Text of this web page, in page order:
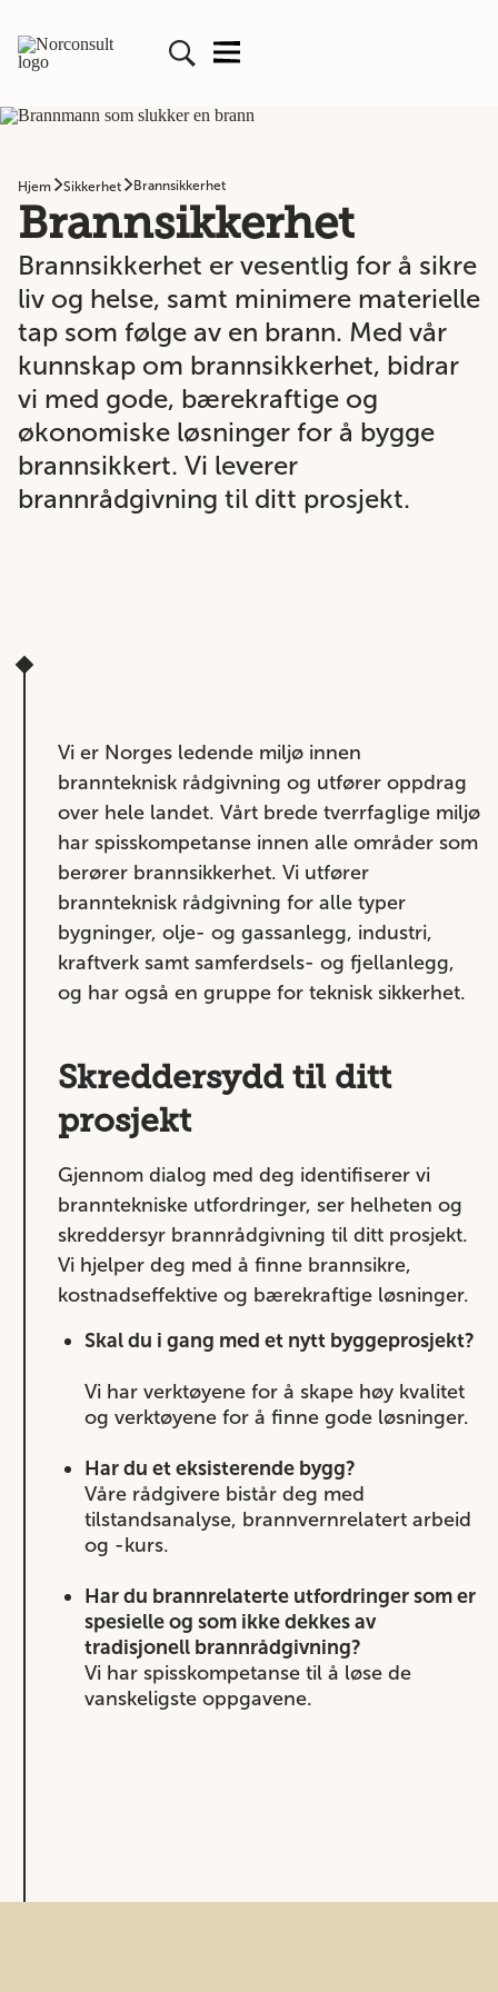
Hjem Sikkerhet Brannsikkerhet
Brannsikkerhet
Brannsikkerhet er vesentlig for å sikre
liv og helse, samt minimere materielle
tap som følge av en brann. Med vår
kunnskap om brannsikkerhet, bidrar
vi med gode, bærekraftige og
økonomiske løsninger for å bygge
brannsikkert. Vi leverer
brannrådgivning til ditt prosjekt.
Vi er Norges ledende miljø innen
brannteknisk rådgivning og utfører oppdrag
over hele landet. Vårt brede tverrfaglige miljø
har spisskompetanse innen alle områder som
berører brannsikkerhet. Vi utfører
brannteknisk rådgivning for alle typer
bygninger, olje- og gassanlegg, industri,
kraftverk samt samferdsels- og fjellanlegg,
og har også en gruppe for teknisk sikkerhet.
Skreddersydd til ditt
prosjekt
Gjennom dialog med deg identifiserer vi
branntekniske utfordringer, ser helheten og
skreddersyr brannrådgivning til ditt prosjekt.
Vi hjelper deg med å finne brannsikre,
kostnadseffektive og bærekraftige løsninger.
Skal du i gang med et nytt byggeprosjekt?
Vi har verktøyene for å skape høy kvalitet
og verktøyene for å finne gode løsninger.
Har du et eksisterende bygg?
Våre rådgivere bistår deg med
tilstandsanalyse, brannvernrelatert arbeid
og -kurs.
Har du brannrelaterte utfordringer som er
spesielle og som ikke dekkes av
tradisjonell brannrådgivning?
Vi har spisskompetanse til å løse de
vanskeligste oppgavene.